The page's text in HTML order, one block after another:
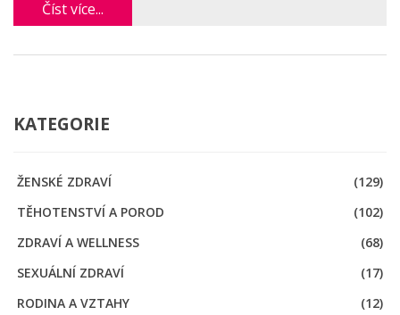
Číst více...
KATEGORIE
ŽENSKÉ ZDRAVÍ
(129)
TĚHOTENSTVÍ A POROD
(102)
ZDRAVÍ A WELLNESS
(68)
SEXUÁLNÍ ZDRAVÍ
(17)
RODINA A VZTAHY
(12)